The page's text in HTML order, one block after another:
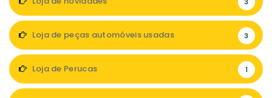
Loja de peças automóveis usadas 3
Loja de Perucas 1